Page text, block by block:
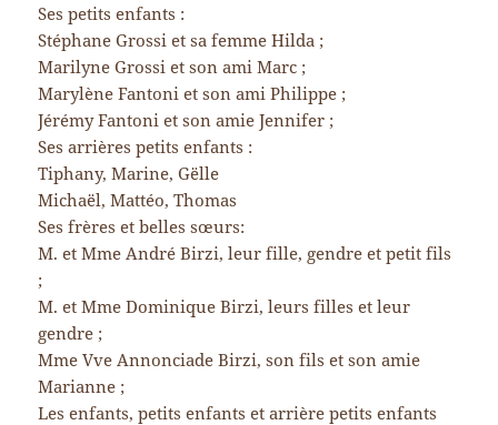
Ses petits enfants :
Stéphane Grossi et sa femme Hilda ;
Marilyne Grossi et son ami Marc ;
Marylène Fantoni et son ami Philippe ;
Jérémy Fantoni et son amie Jennifer ;
Ses arrières petits enfants :
Tiphany, Marine, Gëlle
Michaël, Mattéo, Thomas
Ses frères et belles sœurs:
M. et Mme André Birzi, leur fille, gendre et petit fils
;
M. et Mme Dominique Birzi, leurs filles et leur
gendre ;
Mme Vve Annonciade Birzi, son fils et son amie
Marianne ;
Les enfants, petits enfants et arrière petits enfants